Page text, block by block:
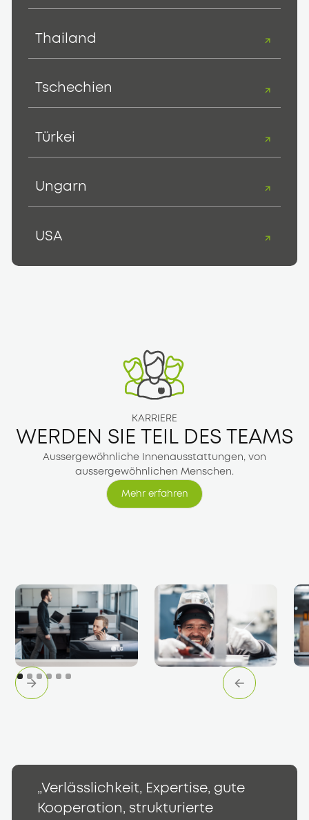
Thailand
Tschechien
Türkei
Ungarn
USA
KARRIERE
WERDEN SIE TEIL DES TEAMS
Aussergewöhnliche Innenausstattungen, von
aussergewöhnlichen Menschen.
Mehr erfahren
Mehr erfahren
„Verlässlichkeit, Expertise, gute
Kooperation, strukturierte